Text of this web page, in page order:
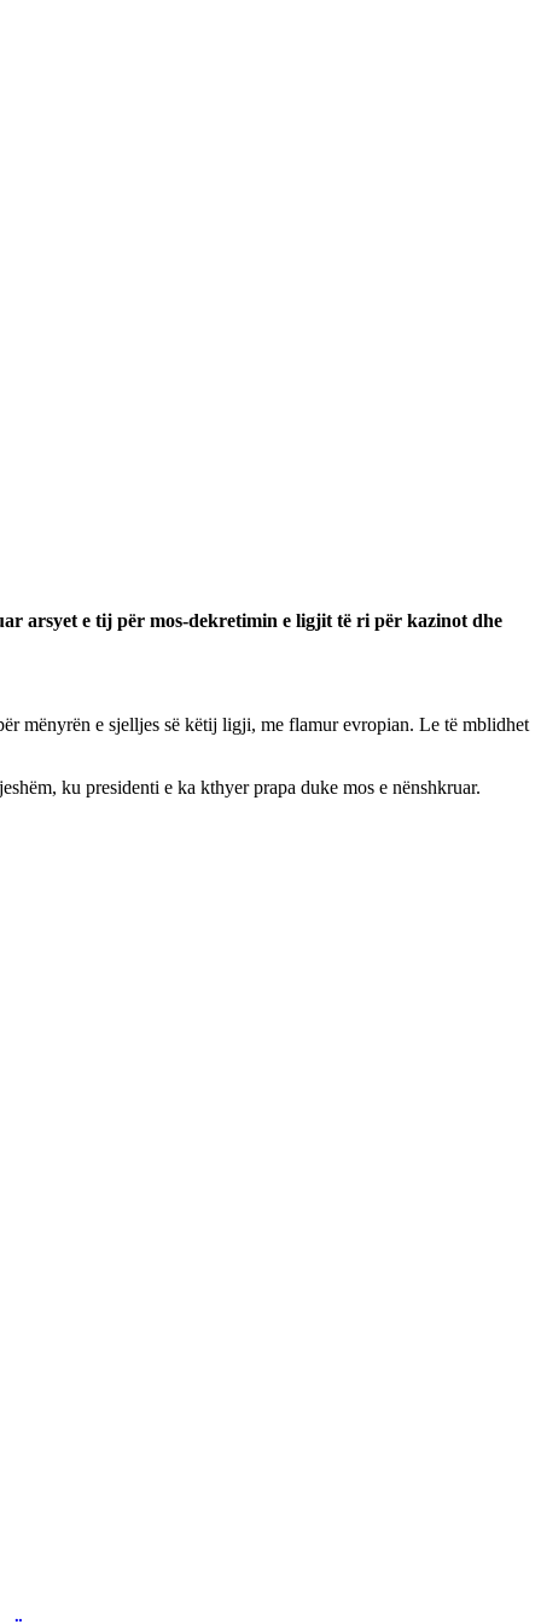
arsyet e tij për mos-dekretimin e ligjit të ri për kazinot dhe
mënyrën e sjelljes së këtij ligji, me flamur evropian. Le të mblidhet
ku presidenti e ka kthyer prapa duke mos e nënshkruar.